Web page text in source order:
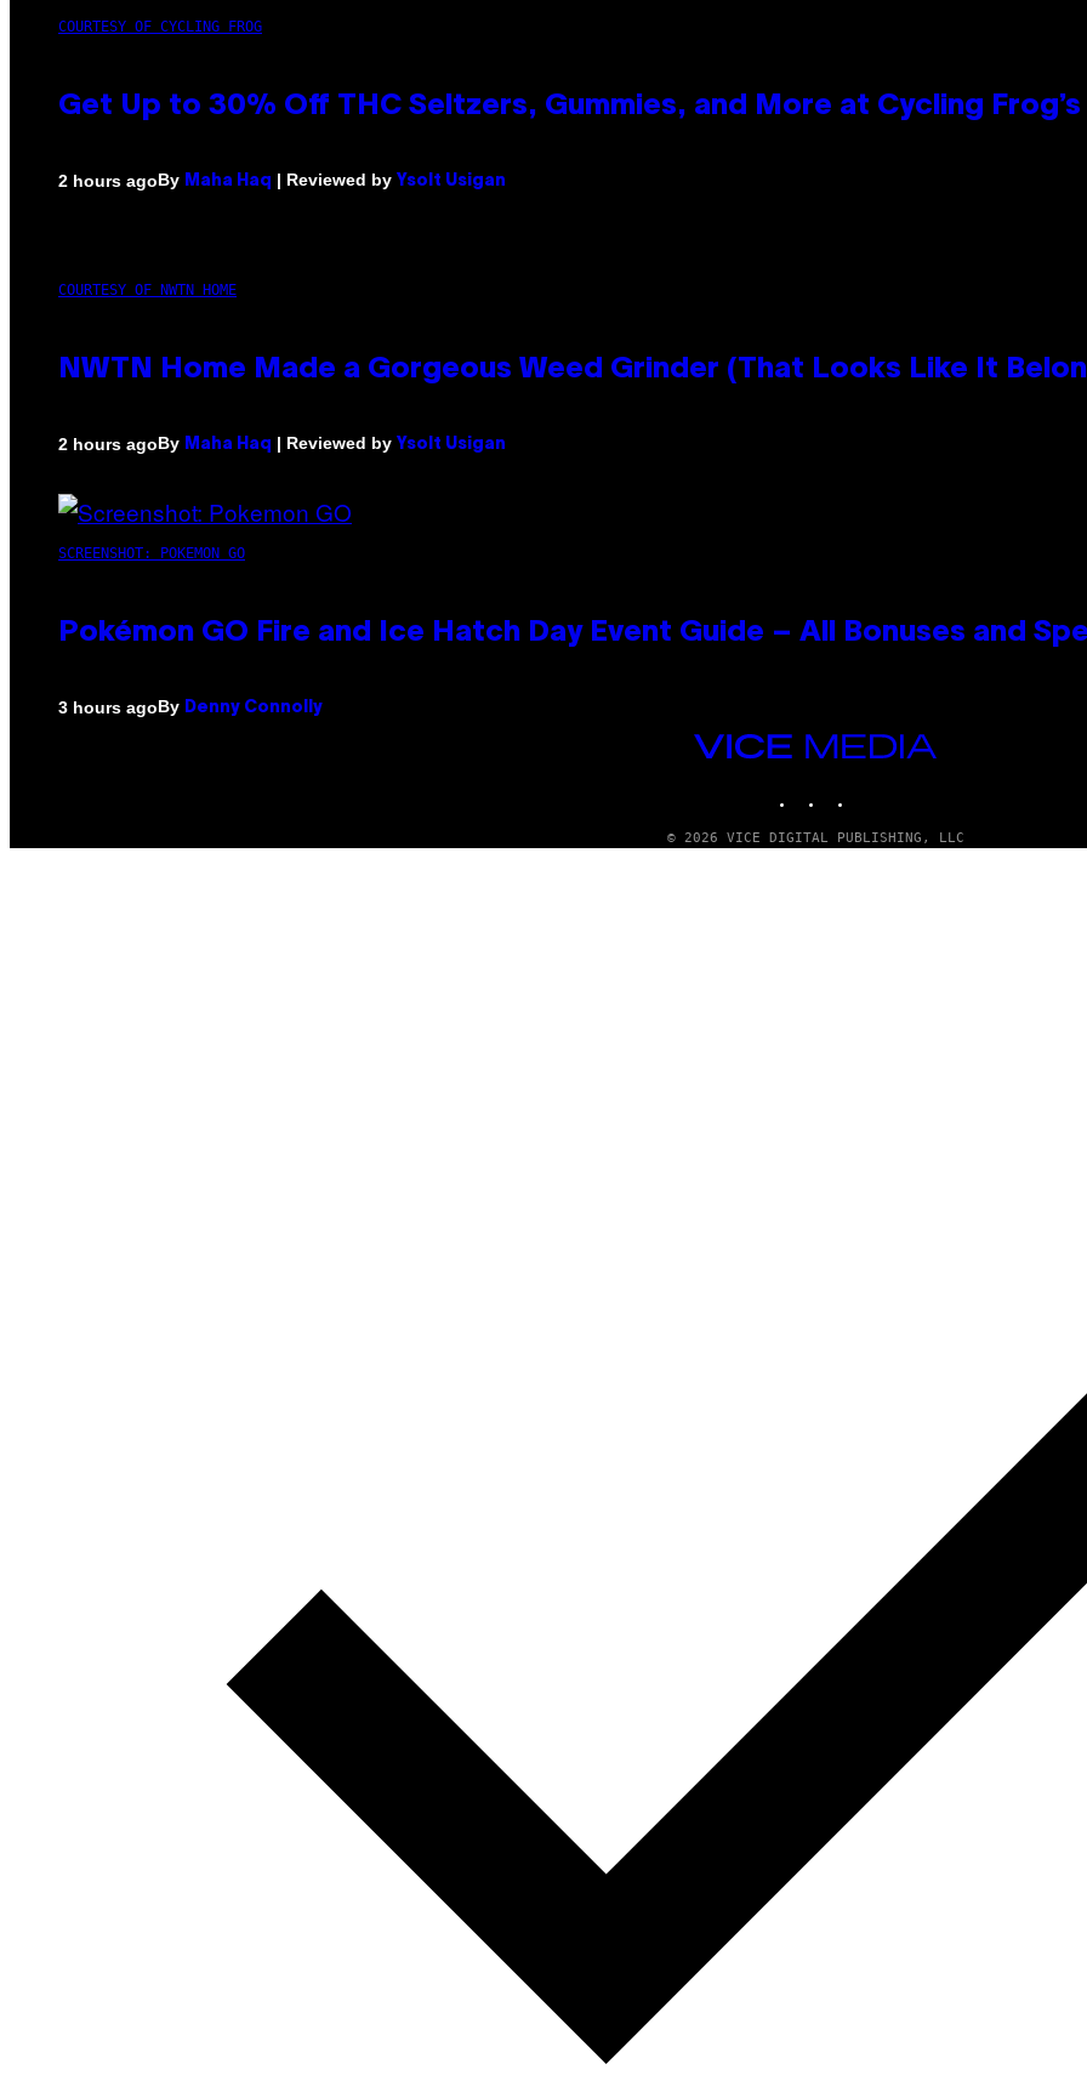
COURTESY OF CYCLING FROG
Get Up to 30% Off THC Seltzers, Gummies, and More at Cycling
2 hours agoBy Maha Haq | Reviewed by Ysolt Usigan
COURTESY OF NWTN HOME
NWTN Home Made a Gorgeous Weed Grinder (That Looks Like It
2 hours agoBy Maha Haq | Reviewed by Ysolt Usigan
SCREENSHOT: POKEMON GO
Pokémon GO Fire and Ice Hatch Day Event Guide – All Bonuses and
3 hours agoBy Denny Connolly
VICE
© 2026 VICE DIGITAL PUBLISHING, LLC